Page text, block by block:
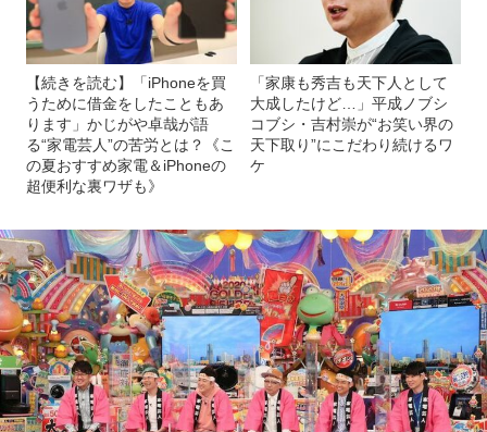
【続きを読む】「iPhoneを買
うために借金をしたこともあ
ります」かじがや卓哉が語
る“家電芸人”の苦労とは？《こ
の夏おすすめ家電＆iPhoneの
超便利な裏ワザも》
「家康も秀吉も天下人として
大成したけど…」平成ノブシ
コブシ・吉村崇が“お笑い界の
天下取り”にこだわり続けるワ
ケ